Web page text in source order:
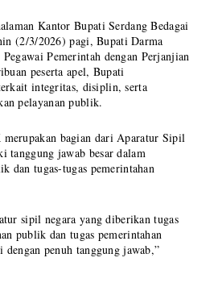
Kantor Bupati Serdang Bedagai
(2/3/2026) pagi, Bupati Darma
Pemerintah dengan Perjanjian
peserta apel, Bupati
integritas, disiplin, serta
pelayanan publik.
merupakan bagian dari Aparatur Sipil
jawab besar dalam
dan tugas-tugas pemerintahan
sipil negara yang diberikan tugas
publik dan tugas pemerintahan
penuh tanggung jawab,”